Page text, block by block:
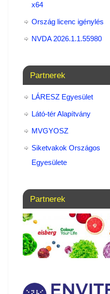
x64
Ország licenc igénylés
NVDA 2026.1.1.55980
Partnerek
LÁRESZ Egyesület
Látó-tér Alapítvány
MVGYOSZ
Siketvakok Országos
Egyesülete
Partnerek